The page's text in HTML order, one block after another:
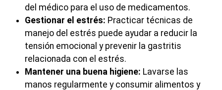
del médico para el uso de medicamentos.
Gestionar el estrés: Practicar técnicas de
manejo del estrés puede ayudar a reducir la
tensión emocional y prevenir la gastritis
relacionada con el estrés.
Mantener una buena higiene: Lavarse las
manos regularmente y consumir alimentos y